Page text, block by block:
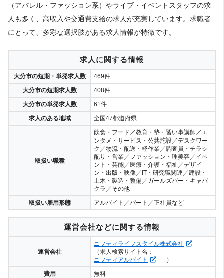
（アパレル・ファッション系）やライブ・イベントスタッフの求
人も多く、高収入や交通費支給の求人が充実しています。求職者
にとって、多彩な選択肢がある求人情報が特徴です。
求人に関する情報
大分市の短期・単発求人数
469件
大分市の短期求人数
408件
大分市の単発求人数
61件
求人のある地域
全国47都道府県
取扱い職種
飲食・フード／教育・塾・習い事講師／エ
ンタメ・サービス・公共施設／デスクワー
ク／物流・配送・軽作業／調査員・チラシ
配り・営業／ファッション・理美容／イベ
ント・芸能／医療・介護・福祉／デザイ
ン・出版・映像／IT・研究職関連／建設・
土木・製造・整備／ガールズバー・キャバ
クラ／その他
取扱い雇用形態
アルバイト／パート／正社員など
運営会社などに関する情報
運営会社
ニフティライフスタイル株式会社
（求人検索サイト名：
ニフティアルバイト
）
費用
無料